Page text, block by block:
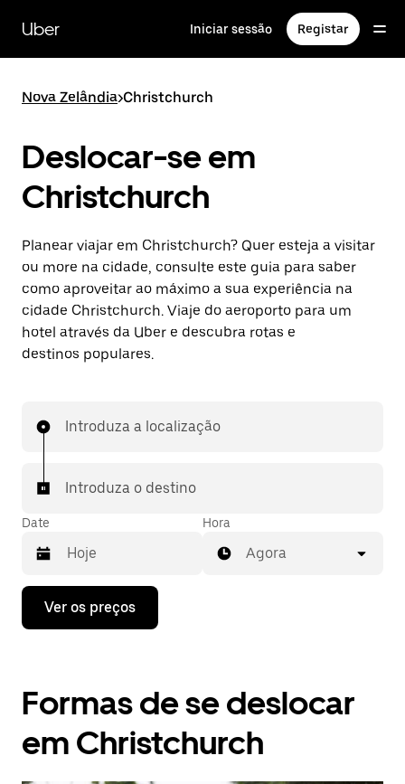
para
conteúdo
Uber Iniciar sessão Registar
Nova Zelândia>Christchurch
Deslocar-se em
Christchurch
Planear viajar em Christchurch? Quer esteja a visitar
ou more na cidade, consulte este guia para saber
como aproveitar ao máximo a sua experiência na
cidade Christchurch. Viaje do aeroporto para um
hotel através da Uber e descubra rotas e
destinos populares.
Introduza a localização
Introduza o destino
Date
Prima
tecla
interagir
com
calendário
Hora
Agora
Ver os preços
Formas de se deslocar
em Christchurch